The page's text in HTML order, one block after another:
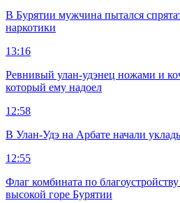
В Бурятии мужчина пытался
наркотики
13:16
Ревнивый улан-удэнец ножами и
который ему надоел
12:58
В Улан-Удэ на Арбате начали
12:55
Флаг комбината по
высокой горе Бурятии